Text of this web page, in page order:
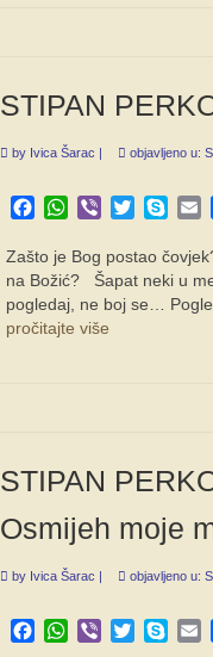
STIPAN
by Ivica Šarac objavljeno u:
Facebook
WhatsApp
Viber Twitter
Zašto je Bog postao
na Božić? Šapat neki u
pogledaj, ne boj se…
pročitajte više
STIPAN
Osmijeh moje
by Ivica Šarac objavljeno u:
Facebook
WhatsApp
Viber Twitter